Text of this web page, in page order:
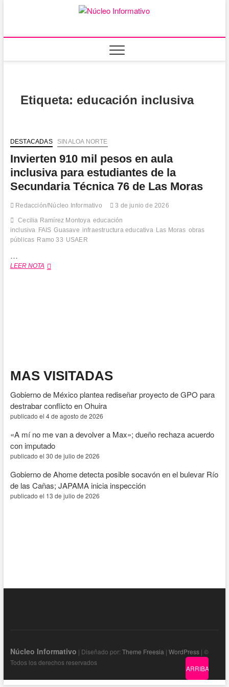
DEL ESTADO DE
Etiqueta: educación inclusiva
DESTACADAS SINALOA NORTE
Invierten 910 mil pesos en aula
inclusiva para estudiantes de la
Secundaria Técnica 76 de Las Moras
Redacción/Núcleo Informativo 3 de junio de 2026
Cecilia Ramírez Montoya educación
inclusiva FAIS Guasave infraestructura educativa Las Moras obras
públicas Ramo 33 USAER
…
LEER NOTAInvierten
Técnica
de
Las
Moras
MAS VISITADAS
Gobierno de México plantea rediseñar proyecto de GPO para
destrabar conflicto en Ohuira
publicado el 4 de agosto de 2026
«A mí no me van a devolver a Max»; dueño rechaza acuerdo
con imputado
publicado el 30 de julio de 2026
Gobierno de Ahome detecta posible socavón en el bulevar Río
de las Cañas; JAPAMA inicia inspección
publicado el 13 de julio de 2026
Núcleo Informativo | Diseñado por: Theme Freesia | WordPress| ©
Todos los derechos reservados
ARRIBA